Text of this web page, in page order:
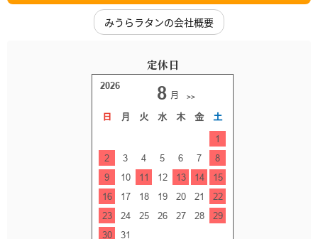
みうらラタンの会社概要
定休日